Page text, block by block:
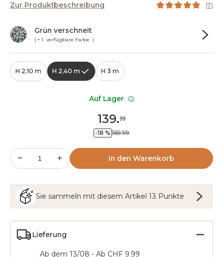
Zur Produktbeschreibung (7)
Grün verschneit
( + 1 verfügbare Farbe )
H 2,10 m H 2,40 m H 3 m
139.99
-18 % 169.99
In den Warenkorb
Sie sammeln mit diesem Artikel 13 Punkte
Lieferung
Ab dem 13/08 - Ab CHF 9.99